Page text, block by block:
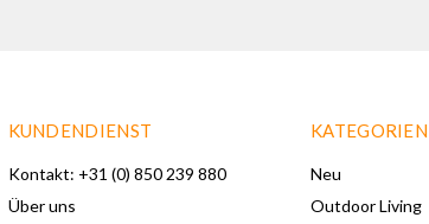
KUNDENDIENST
Kontakt: +31 (0) 850 239 880
Über uns
KATEGORIEN
Neu
Outdoor Living